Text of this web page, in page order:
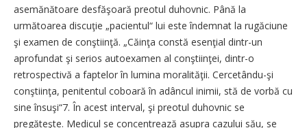
asemănătoare desfăşoară preotul duhovnic. Până la
următoarea discuţie „pacientul“ lui este îndemnat la rugăciune
şi examen de conştiinţă. „Căinţa constă esenţial dintr-un
aprofundat şi serios autoexamen al conştiinţei, dintr-o
retrospectivă a faptelor în lumina moralităţii. Cercetându-şi
conştiinţa, penitentul coboară în adâncul inimii, stă de vorbă cu
sine însuşi“7. În acest interval, şi preotul duhovnic se
pregăteşte. Medicul se concentrează asupra cazului său, se